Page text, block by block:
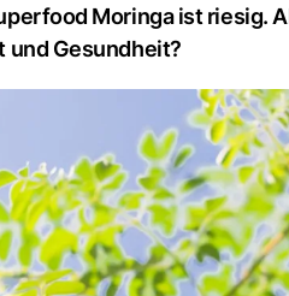
Moringa ist riesig.
und Gesundheit?